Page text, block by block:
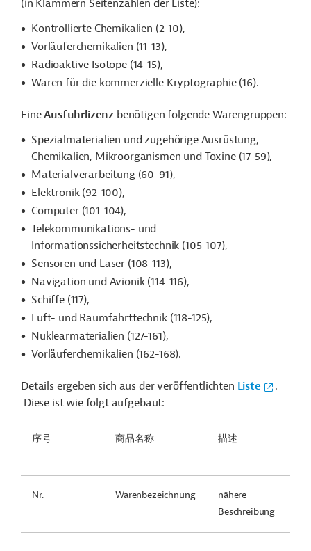
(in Klammern Seitenzahlen der Liste):
Kontrollierte Chemikalien (2-10),
Vorläuferchemikalien (11-13),
Radioaktive Isotope (14-15),
Waren für die kommerzielle Kryptographie (16).
EineAusfuhrlizenz benötigen folgende Warengruppen:
Spezialmaterialien und zugehörige Ausrüstung,
Chemikalien, Mikroorganismen und Toxine (17-59),
Materialverarbeitung (60-91),
Elektronik (92-100),
Computer (101-104),
Telekommunikations- und
Informationssicherheitstechnik (105-107),
Sensoren und Laser (108-113),
Navigation und Avionik (114-116),
Schiffe (117),
Luft- und Raumfahrttechnik (118-125),
Nuklearmaterialien (127-161),
Vorläuferchemikalien (162-168).
Details ergeben sich aus der veröffentlichten Liste
.
Diese ist wie folgt aufgebaut:
序号 商品名称 描述
Nr. Warenbezeichnung
nähere
Beschreibung